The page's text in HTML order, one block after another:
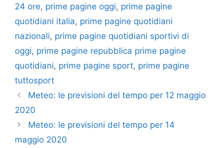
24 ore, prime pagine oggi, prime pagine
quotidiani italia, prime pagine quotidiani
nazionali, prime pagine quotidiani sportivi di
oggi, prime pagine repubblica prime pagine
quotidiani, prime pagine sport, prime pagine
tuttosport
Meteo: le previsioni del tempo per 12 maggio
2020
Meteo: le previsioni del tempo per 14
maggio 2020